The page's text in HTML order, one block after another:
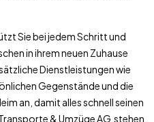
Sie bei jedem Schritt und
in ihrem neuen Zuhause
Dienstleistungen wie
Gegenstände und die
an, damit alles schnell seinen
& Umzüge AG stehen